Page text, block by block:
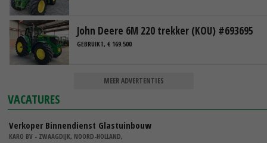
John Deere 6M 220 trekker (KOU) #693695
GEBRUIKT, € 169.500
MEER ADVERTENTIES
VACATURES
Verkoper Binnendienst Glastuinbouw
KARO BV - ZWAAGDIJK, NOORD-HOLLAND,